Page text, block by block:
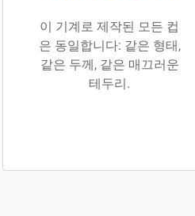
이 기계로 제작된 모든 컵
은 동일합니다: 같은 형태,
같은 두께, 같은 매끄러운
테두리.